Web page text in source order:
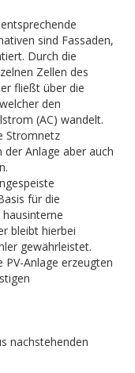
sind Fassaden,
Durch die
Zellen des
fließt über die
den
(AC) wandelt.
Stromnetz
Anlage aber auch
für die
bleibt hierbei
gewährleistet.
PV-Anlage erzeugten
nachstehenden